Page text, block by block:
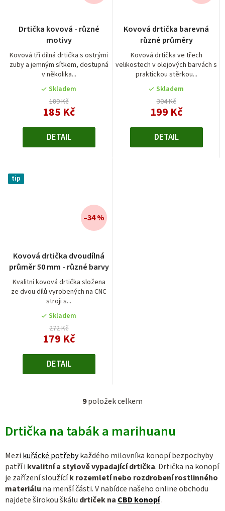
Drtička kovová - různé
motivy
Kovová tří dílná drtička s ostrými
zuby a jemným sítkem, dostupná
v několika...
Skladem
189 Kč
185 Kč
DETAIL
Kovová drtička barevná
různé průměry
Kovová drtička ve třech
velikostech v olejových barvách s
praktickou stěrkou...
hodnocení
produktu
je
4,0
z
5
hvězdiček.
Skladem
304 Kč
199 Kč
DETAIL
tip
Kovová drtička dvoudílná
průměr 50 mm - různé barvy
Kvalitní kovová drtička složena
ze dvou dílů vyrobených na CNC
stroji s...
hodnocení
produktu
je
5,0
z
5
hvězdiček.
Skladem
272 Kč
179 Kč
–34 %
DETAIL
O
l
d
a
c
í
p
9položek celkem
Drtička na tabák a marihuanu
Mezi kuřácké potřebykaždého milovníka konopí bezpochyby
patří i kvalitní a stylově vypadajícídrtička. Drtička na konopí
je zařízení sloužícík rozemletí nebo rozdrobení rostlinného
materiálu na menší části. V nabídce našeho online obchodu
najdete širokou škálu drtiček na CBD konopí.